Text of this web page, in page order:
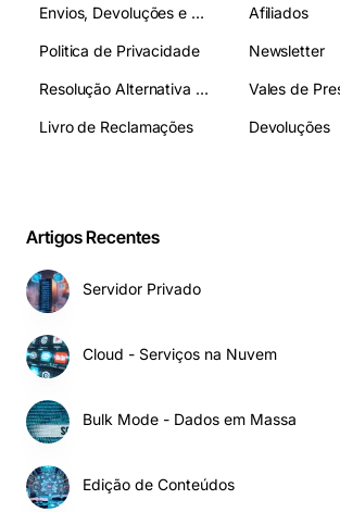
Envios, Devoluções e Pagamentos
Politica de Privacidade
Resolução Alternativa de Litígios
Livro de Reclamações
Afiliados
Newsletter
Vales de
Devoluções
Artigos Recentes
Servidor Privado
Cloud - Serviços na Nuvem
Bulk Mode - Dados em Massa
Edição de Conteúdos